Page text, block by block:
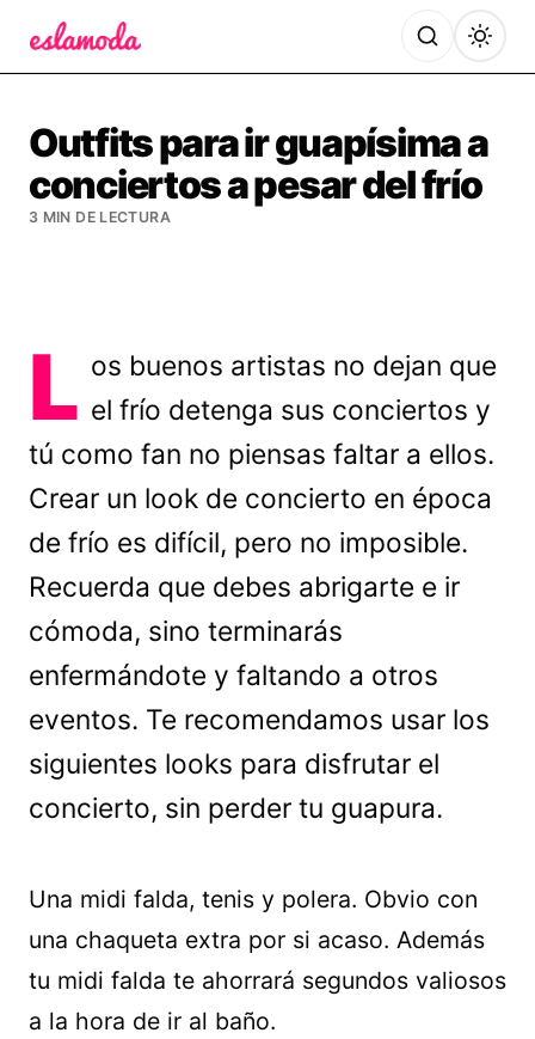
Outfits para ir guapísima a
conciertos a pesar del frío
3 MIN DE LECTURA
L os buenos artistas no dejan que
el frío detenga sus conciertos y
tú como fan no piensas faltar a ellos.
Crear un look de concierto en época
de frío es difícil, pero no imposible.
Recuerda que debes abrigarte e ir
cómoda, sino terminarás
enfermándote y faltando a otros
eventos. Te recomendamos usar los
siguientes looks para disfrutar el
concierto, sin perder tu guapura.
Una midi falda, tenis y polera. Obvio con
una chaqueta extra por si acaso. Además
tu midi falda te ahorrará segundos valiosos
a la hora de ir al baño.